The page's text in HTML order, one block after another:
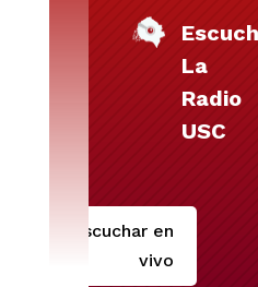
La
Radio
USC
Escuchar en
vivo